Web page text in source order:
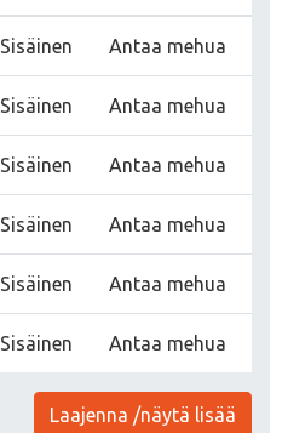
Sisäinen Antaa mehua
Sisäinen Antaa mehua
Sisäinen Antaa mehua
Sisäinen Antaa mehua
Sisäinen Antaa mehua
Sisäinen Antaa mehua
Laajenna /näytä lisää